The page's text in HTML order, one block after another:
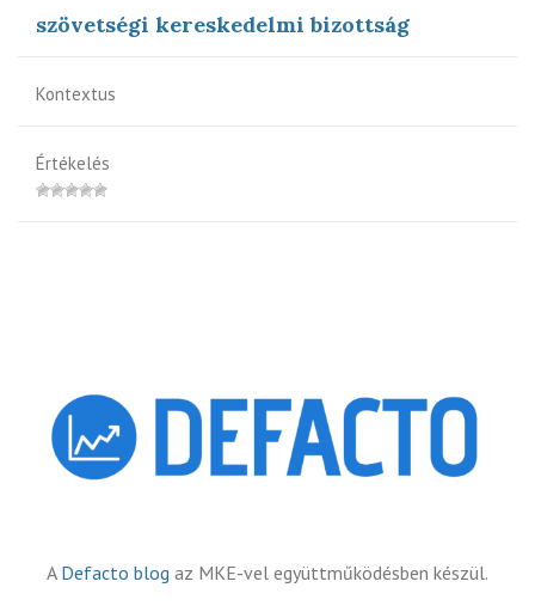
szövetségi kereskedelmi bizottság
Kontextus
Értékelés
A Defacto blog az MKE-vel együttműködésben készül.